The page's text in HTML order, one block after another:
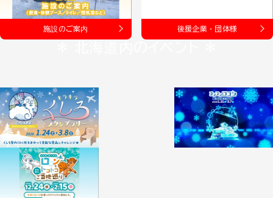
施設のご案内 後援企業・団体様